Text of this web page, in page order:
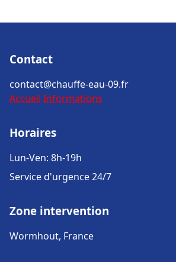
Contact
contact@chauffe-eau-09.fr
Accueil Informations
Horaires
Lun-Ven: 8h-19h
Service d'urgence 24/7
Zone intervention
Wormhout, France